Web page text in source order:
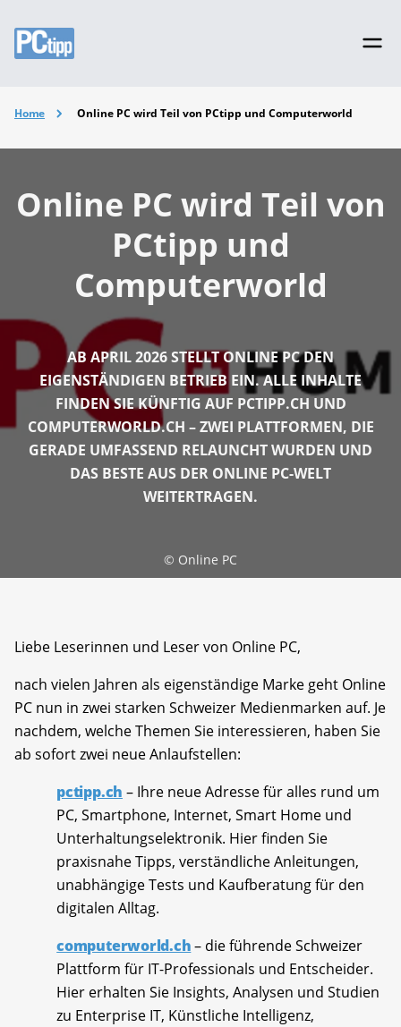
Home Online PC wird Teil von PCtipp und Computerworld
Online PC wird Teil von
PCtipp und
Computerworld
AB APRIL 2026 STELLT ONLINE PC DEN
EIGENSTÄNDIGEN BETRIEB EIN. ALLE INHALTE
FINDEN SIE KÜNFTIG AUF PCTIPP.CH UND
COMPUTERWORLD.CH – ZWEI PLATTFORMEN, DIE
GERADE UMFASSEND RELAUNCHT WURDEN UND
DAS BESTE AUS DER ONLINE PC-WELT
WEITERTRAGEN.
© Online PC
Liebe Leserinnen und Leser von Online PC,
nach vielen Jahren als eigenständige Marke geht Online
PC nun in zwei starken Schweizer Medienmarken auf. Je
nachdem, welche Themen Sie interessieren, haben Sie
ab sofort zwei neue Anlaufstellen:
pctipp.ch – Ihre neue Adresse für alles rund um
PC, Smartphone, Internet, Smart Home und
Unterhaltungselektronik. Hier finden Sie
praxisnahe Tipps, verständliche Anleitungen,
unabhängige Tests und Kaufberatung für den
digitalen Alltag.
computerworld.ch– die führende Schweizer
Plattform für IT-Professionals und Entscheider.
Hier erhalten Sie Insights, Analysen und Studien
zu Enterprise IT, Künstliche Intelligenz,